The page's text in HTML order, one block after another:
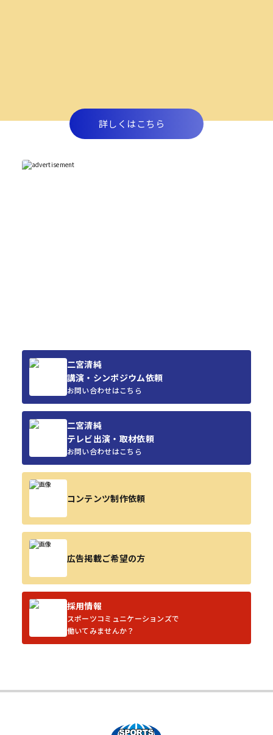
詳しくはこちら
二宮清純
講演・シンポジウム依頼
お問い合わせはこちら
二宮清純
テレビ出演・取材依頼
お問い合わせはこちら
コンテンツ制作依頼
広告掲載ご希望の方
採用情報
スポーツコミュニケーションズで
働いてみませんか？